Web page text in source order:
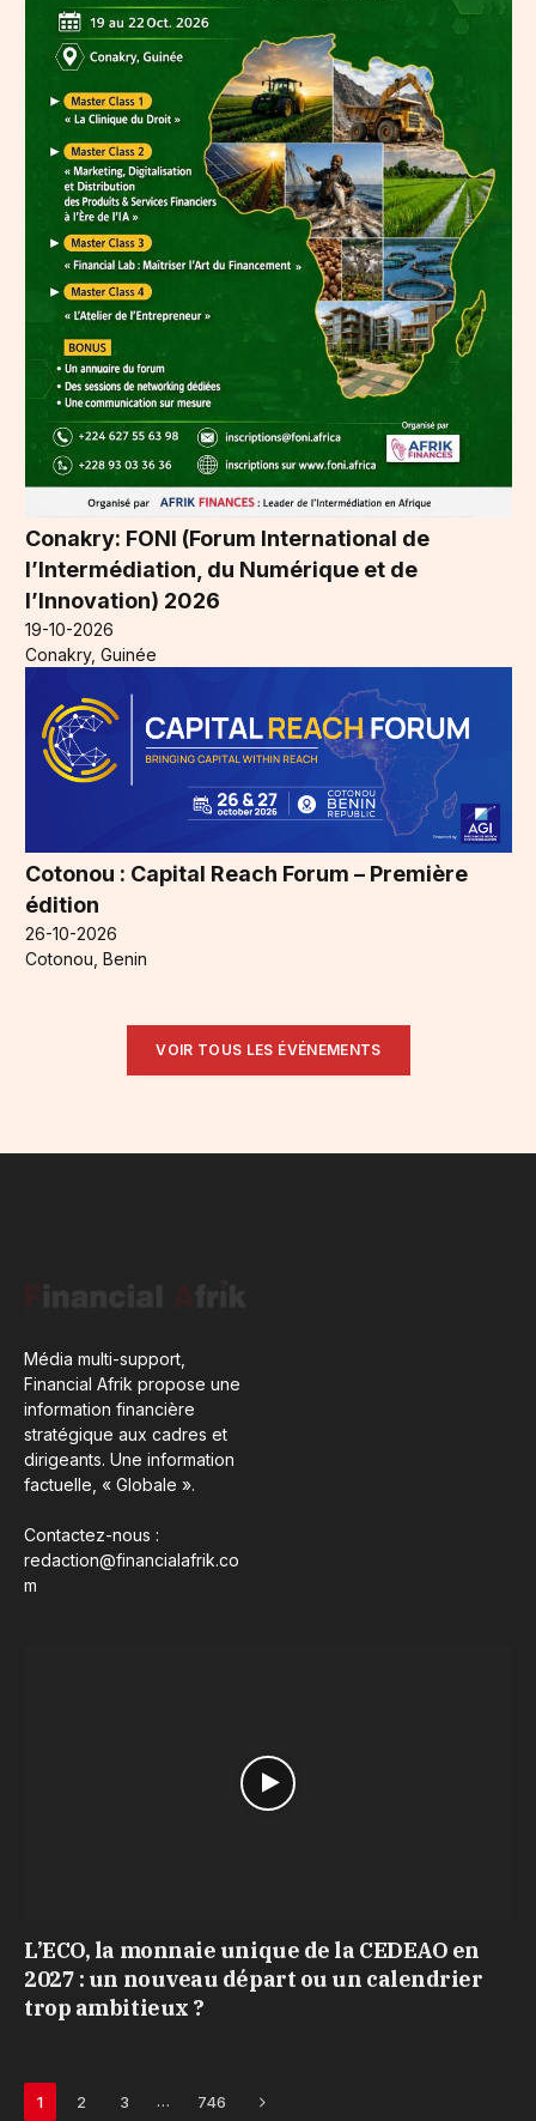
Conakry: FONI (Forum International de
l’Intermédiation, du Numérique et de
l’Innovation) 2026
19-10-2026
Conakry, Guinée
Cotonou : Capital Reach Forum – Première
édition
26-10-2026
Cotonou, Benin
VOIR TOUS LES ÉVÉNEMENTS
Média multi-support,
Financial Afrik propose une
information financière
stratégique aux cadres et
dirigeants. Une information
factuelle, « Globale ».
Contactez-nous :
redaction@financialafrik.co
m
L’ECO, la monnaie unique de la CEDEAO en
2027 : un nouveau départ ou un calendrier
trop ambitieux ?
1 2 3 … 746 Next